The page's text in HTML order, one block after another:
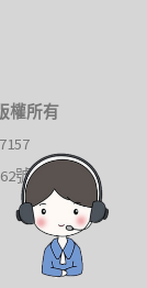
權所有
號